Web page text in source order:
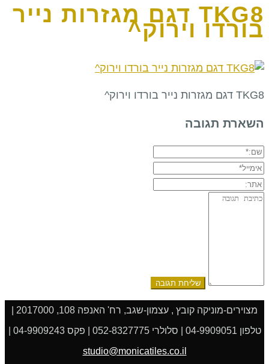
TKG8 דגם מגזרות נייר
בורדו וירוק^
TKG8 דגם מגזרות נייר בורדו וירוק^
השארת תגובה
שם:*
אימייל*
אתר:
תגובה:
טלפון 04-9909051 | סלולרי 052-8327775 | פקס 04-9909243 |
studio@monicatiles.co.il